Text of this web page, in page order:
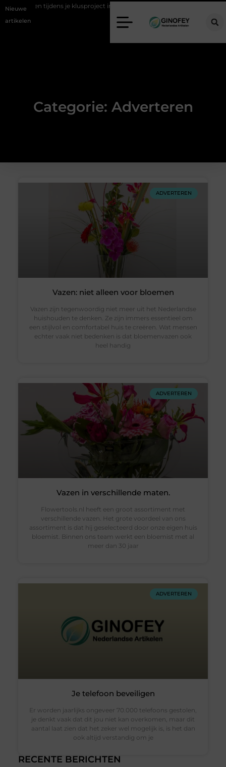
Nieuwe
artikelen
afvoeren tijdens je klusproject in Oss
Categorie: Adverteren
RECENTE BERICHTEN
ADVERTEREN
Vazen: niet alleen voor bloemen
Vazen zijn tegenwoordig niet meer uit het Nederlandse
huishouden te denken. Ze zijn immers essentieel om
een stijlvol en comfortabel huis te creëren. Wat mensen
echter vaak niet bedenken is dat bloemenvazen ook
heel handig
ADVERTEREN
Vazen in verschillende maten.
Flowertools.nl heeft een groot assortiment met
verschillende vazen. Het grote voordeel van ons
assortiment is dat hij geselecteerd door onze eigen huis
bloemist. Binnen ons team werkt een bloemist met al
meer dan 30 jaar
ADVERTEREN
Je telefoon beveiligen
Er worden jaarlijks ongeveer 70.000 telefoons gestolen,
je denkt vaak dat dit jou niet kan overkomen, maar dit
aantal laat zien dat het zeker wel mogelijk is, is het dan
ook altijd verstandig om je